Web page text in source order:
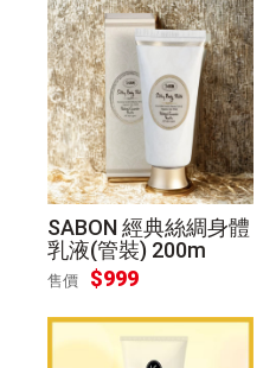
SABON 經典絲綢身體
乳液(管裝) 200m
售價 $999